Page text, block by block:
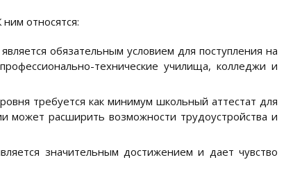
относятся:
обязательным условием для поступления на
технические училища, колледжи и
требуется как минимум школьный аттестат для
может расширить возможности трудоустройства и
значительным достижением и дает чувство